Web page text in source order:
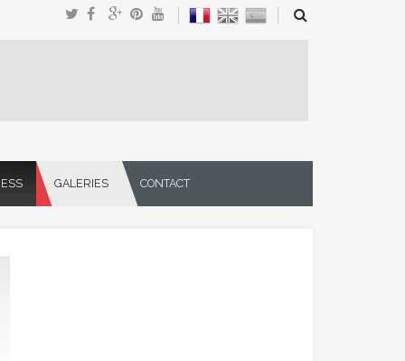
GALERIES CONTACT